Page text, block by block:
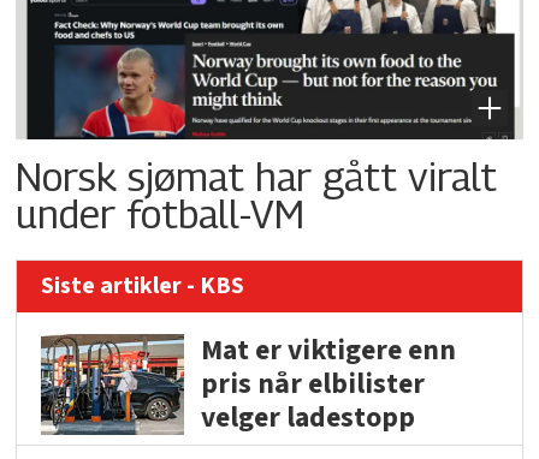
Norsk sjømat har gått viralt
under fotball-VM
Siste artikler - KBS
Mat er viktigere enn
pris når elbilister
velger ladestopp